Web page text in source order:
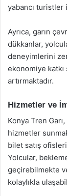
yabancı turistler
Ayrıca, garın
dükkanlar,
deneyimlerini
ekonomiye
artırmaktadır.
Hizmetler ve
Konya Tren
hizmetler
bilet satış
Yolcular,
geçirebilmekte
kolaylıkla